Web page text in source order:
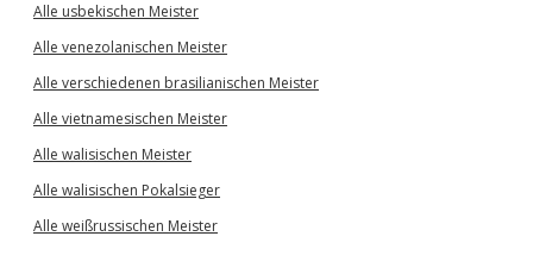
Alle usbekischen Meister
Alle venezolanischen Meister
Alle verschiedenen brasilianischen Meister
Alle vietnamesischen Meister
Alle walisischen Meister
Alle walisischen Pokalsieger
Alle weißrussischen Meister